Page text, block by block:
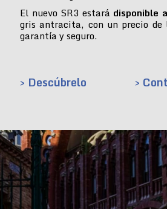
El nuevo SR3 estará disponible
gris antracita, con un precio de
garantía y seguro.
> Descúbrelo >